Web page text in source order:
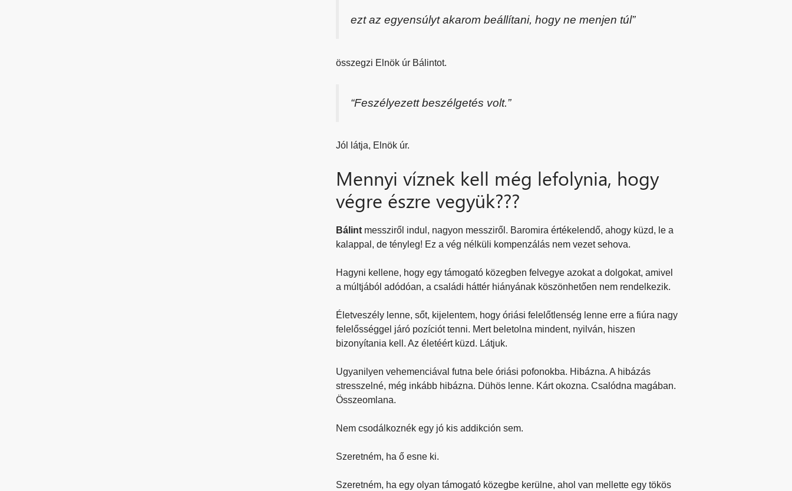
ezt az egyensúlyt akarom beállítani, hogy ne menjen túl”
összegzi Elnök úr Bálintot.
“Feszélyezett beszélgetés volt.”
Jól látja, Elnök úr.
Mennyi víznek kell még lefolynia, hogy
végre észre vegyük???
Bálintmessziről indul, nagyon messziről. Baromira értékelendő, ahogy küzd, le a
kalappal, de tényleg! Ez a vég nélküli kompenzálás nem vezet sehova.
Hagyni kellene, hogy egy támogató közegben felvegye azokat a dolgokat, amivel
a múltjából adódóan, a családi háttér hiányának köszönhetően nem rendelkezik.
Életveszély lenne, sőt, kijelentem, hogy óriási felelőtlenség lenne erre a fiúra nagy
felelősséggel járó pozíciót tenni. Mert beletolna mindent, nyilván, hiszen
bizonyítania kell. Az életéért küzd. Látjuk.
Ugyanilyen vehemenciával futna bele óriási pofonokba. Hibázna. A hibázás
stresszelné, még inkább hibázna. Dühös lenne. Kárt okozna. Csalódna magában.
Összeomlana.
Nem csodálkoznék egy jó kis addikción sem.
Szeretném, ha ő esne ki.
Szeretném, ha egy olyan támogató közegbe kerülne, ahol van mellette egy tökös